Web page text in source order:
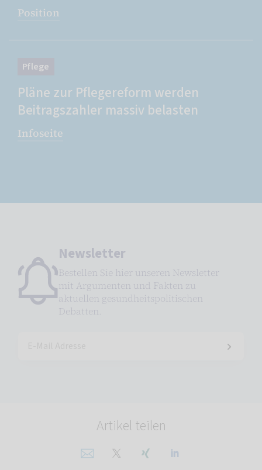
Position
Pflege
Pläne zur Pflegereform werden
Beitragszahler massiv belasten
Infoseite
Newsletter
Bestellen Sie hier unseren Newsletter
mit Argumenten und Fakten zu
aktuellen gesundheitspolitischen
Debatten.
Artikel teilen
Per E-Mail teilen
Auf X teilenAuf Xing teilen
Auf Linkedin